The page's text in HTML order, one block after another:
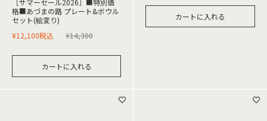
格■あづまの路 プレート&ボウル
セット(絵変り)
¥14,300
¥12,100税込
カートに入れる
カートに入れる